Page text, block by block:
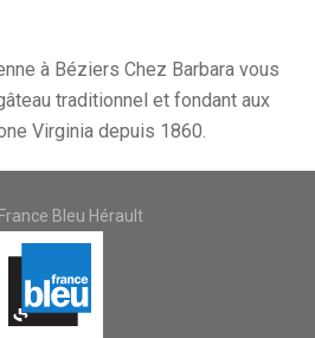
à Béziers Chez Barbara vous
traditionnel et fondant aux
Virginia depuis 1860.
Bleu Hérault